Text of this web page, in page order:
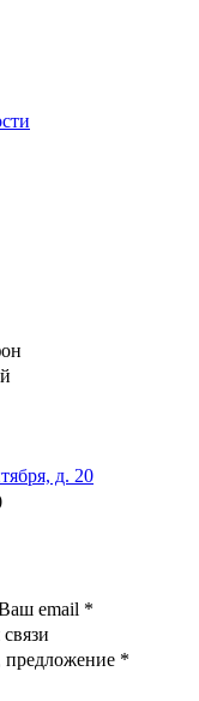
д. 20
email *
*